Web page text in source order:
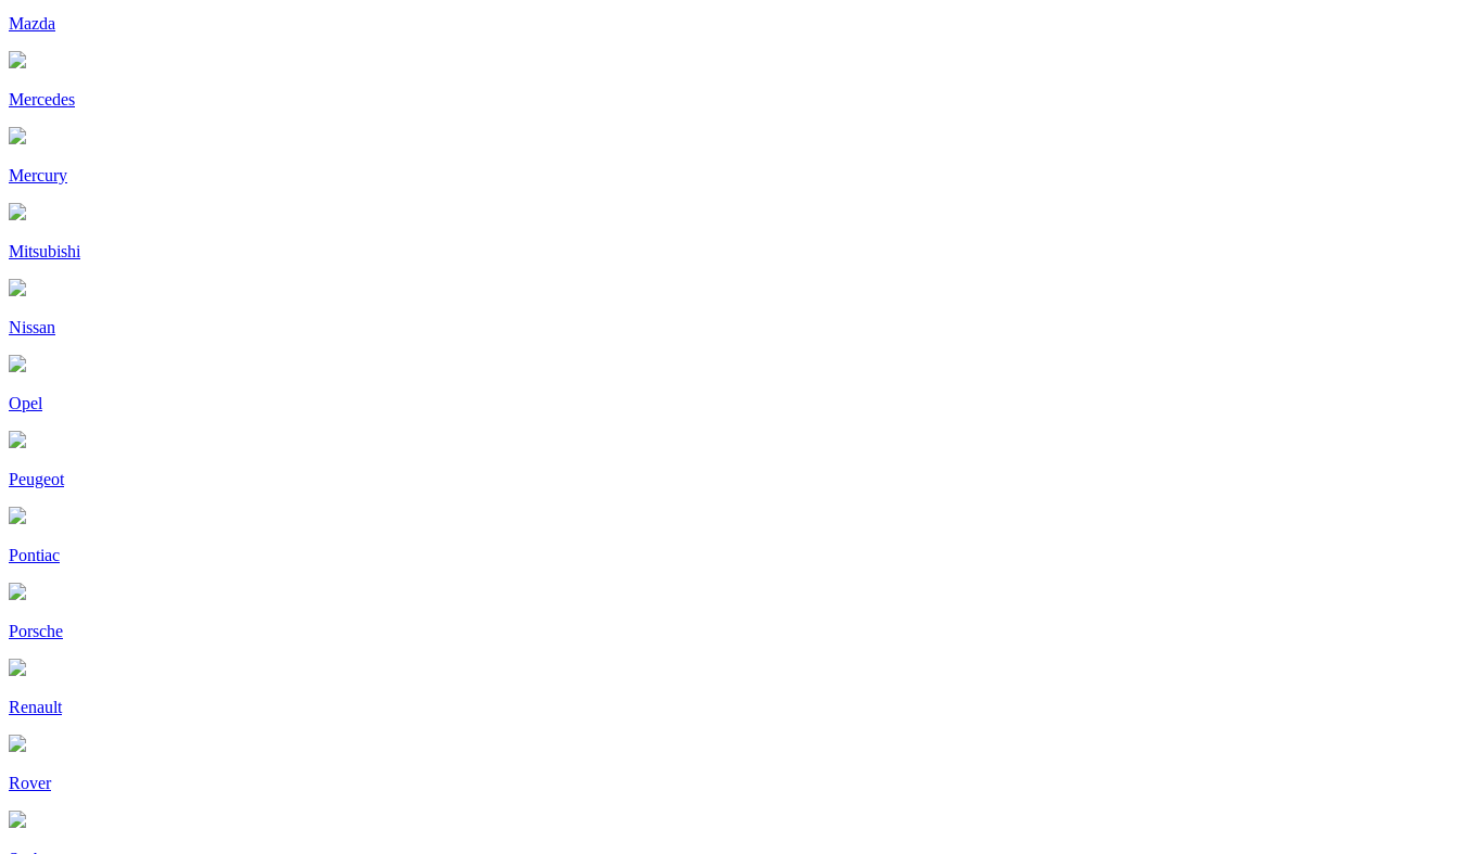
Mazda
Mercedes
Mercury
Mitsubishi
Nissan
Opel
Peugeot
Pontiac
Porsche
Renault
Rover